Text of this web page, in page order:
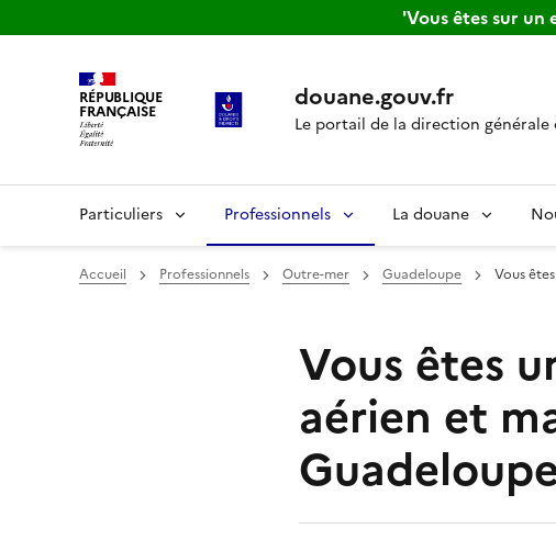
'Vous êtes sur un
RÉPUBLIQUE
FRANÇAISE douane.gouv.fr
Le portail de la direction
Particuliers Professionnels La douane
Accueil Professionnels Outre-mer Guadeloupe Vous
Vous êtes
aérien et